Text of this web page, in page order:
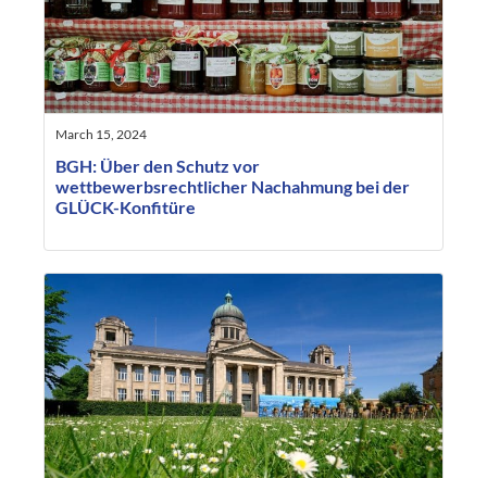
March 15, 2024
BGH: Über den Schutz vor
wettbewerbsrechtlicher Nachahmung bei der
GLÜCK-Konfitüre